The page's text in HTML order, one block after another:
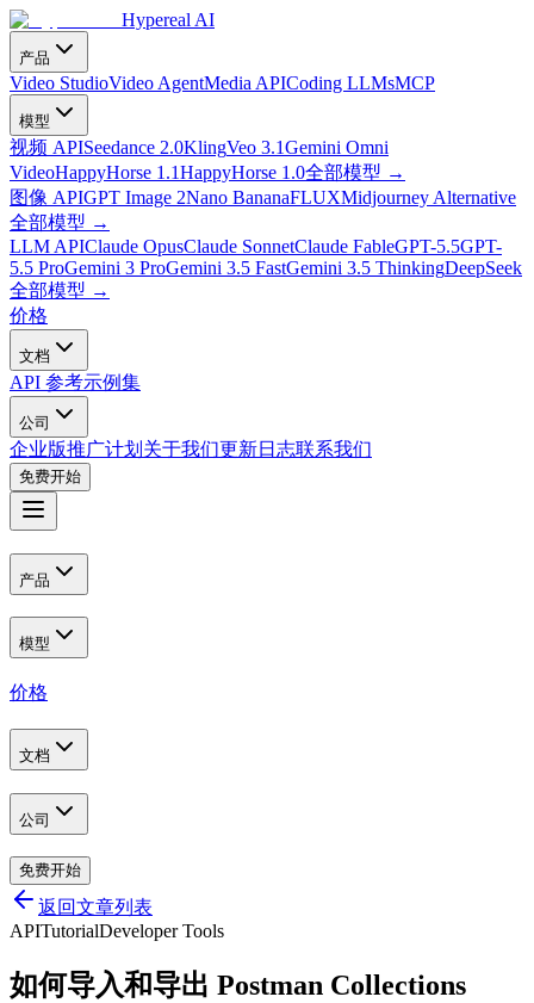
Hypereal AI
产品
Video StudioVideo AgentMedia APICoding LLMsMCP
模型
视频 APISeedance 2.0KlingVeo 3.1Gemini Omni
VideoHappyHorse 1.1HappyHorse 1.0全部模型 →
图像 APIGPT Image 2Nano BananaFLUXMidjourney Alternative
全部模型 →
LLM APIClaude OpusClaude SonnetClaude FableGPT-5.5GPT-
5.5 ProGemini 3 ProGemini 3.5 FastGemini 3.5 ThinkingDeepSeek
全部模型 →
价格
文档
API 参考示例集
公司
企业版推广计划 关于我们更新日志联系我们
免费开始
产品
模型
价格
文档
公司
免费开始
返回文章列表
APITutorialDeveloper Tools
如何导入和导出 Postman Collections